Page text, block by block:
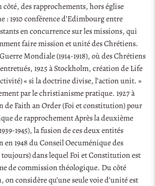
côté, des rapprochements, hors église
: 1910 conférence d’Edimbourg entre
en concurrence sur les missions, qui
faire mission et unité des Chrétiens.
Mondiale (1914-1918), où des Chrétiens
1925 à Stockholm, création de Life
« si la doctrine divise, l’action unit. »
par le christianisme pratique. 1927 à
de Faith an Order (Foi et constitution) pour
de rapprochement Après la deuxième
1945), la fusion de ces deux entités
en 1948 du Conseil Oecuménique des
toujours) dans lequel Foi et Constitution est
de commission théologique. Du côté
considère qu’une seule voie d’unité est